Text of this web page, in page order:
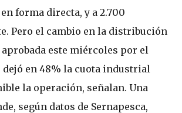
forma directa, y a 2.700
Pero el cambio en la distribución
este miércoles por el
dejó en 48% la cuota industrial
la operación, señalan. Una
según datos de Sernapesca,